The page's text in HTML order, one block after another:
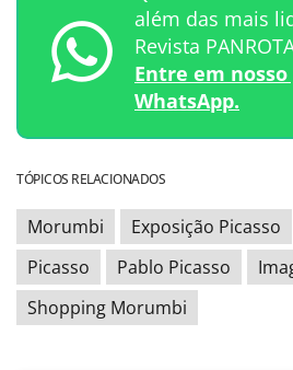
além das mais
Revista
Entre em
WhatsApp.
TÓPICOS RELACIONADOS
Morumbi Exposição Picasso
Picasso
Pablo Picasso
Shopping Morumbi